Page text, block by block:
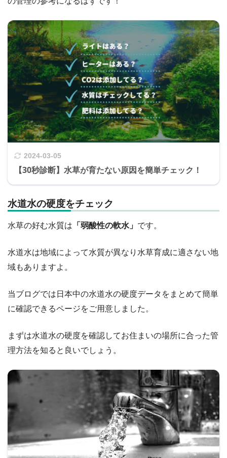
2024-03-05
【30秒診断】水草が育たない原因を簡単チェック！
水道水の硬度をチェック
水草の好む水質は 「弱酸性の軟水」 です。
水道水は地域によって水質が異なり水草育成に適さない地
域もありますよ。
当ブログでは日本中の水道水の硬度データをまとめて簡単
に確認できるページをご用意しました。
まずは水道水の硬度を確認してお住まいの場所に合った管
理方法を知ると良いでしょう。